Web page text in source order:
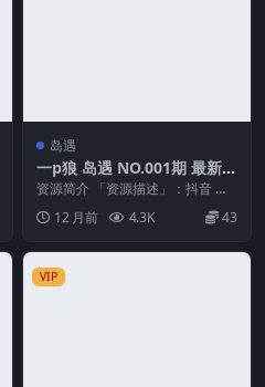
岛遇
一p狼 岛遇 NO.001期 最新
至：2025.8.18
资源简介 「资源描述」：抖音 一p
狼 岛遇 NO.001期 【14P3V】最新
至...12 月前 4.3K 43
VIP